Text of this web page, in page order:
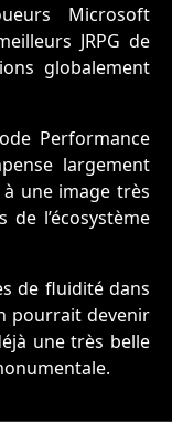
Microsoft
JRPG de
globalement
Performance
largement
une image très
l’écosystème
de fluidité dans
pourrait devenir
une très belle